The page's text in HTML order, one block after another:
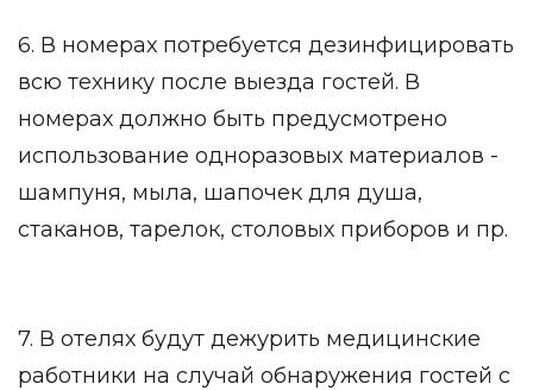
6. В номерах потребуется дезинфицировать
всю технику после выезда гостей. В
номерах должно быть предусмотрено
использование одноразовых материалов -
шампуня, мыла, шапочек для душа,
стаканов, тарелок, столовых приборов и пр.
7. В отелях будут дежурить медицинские
работники на случай обнаружения гостей с